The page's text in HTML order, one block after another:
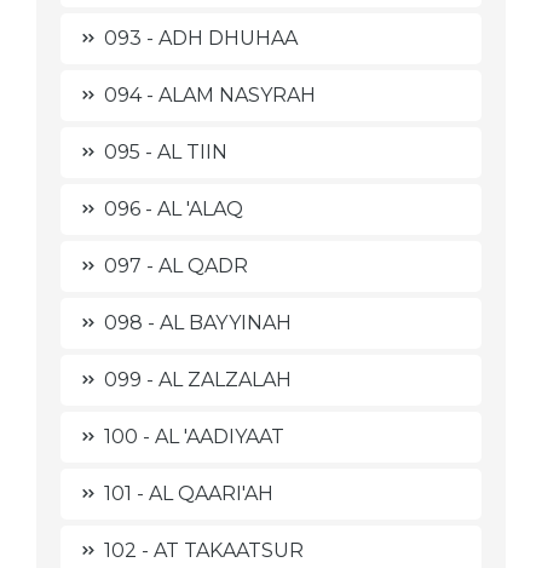
093 - ADH DHUHAA
094 - ALAM NASYRAH
095 - AL TIIN
096 - AL 'ALAQ
097 - AL QADR
098 - AL BAYYINAH
099 - AL ZALZALAH
100 - AL 'AADIYAAT
101 - AL QAARI'AH
102 - AT TAKAATSUR